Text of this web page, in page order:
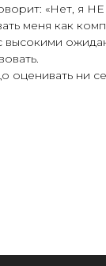
«Нет, я НЕ
меня как
высокими
оценивать ни